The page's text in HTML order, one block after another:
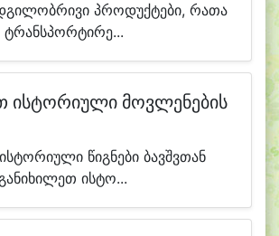
პროდუქტები, რათა
ისტორიული მოვლენების
წიგნები ბავშვთან
ისტო...